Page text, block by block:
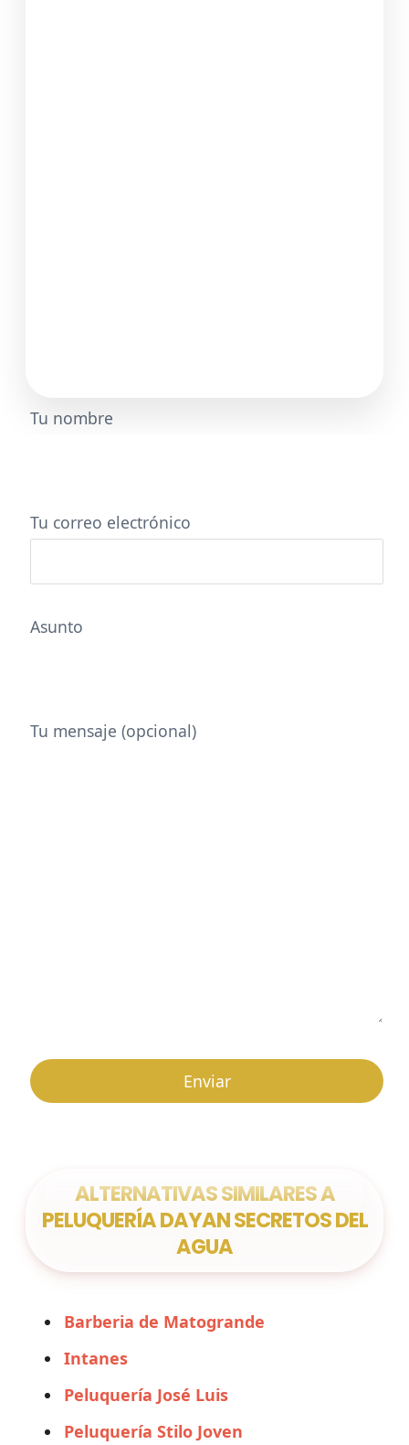
Tu nombre
Tu correo electrónico
Asunto
Tu mensaje (opcional)
ALTERNATIVAS SIMILARES A
PELUQUERÍA DAYAN SECRETOS DEL
AGUA
Barberia de Matogrande
Intanes
Peluquería José Luis
Peluquería Stilo Joven